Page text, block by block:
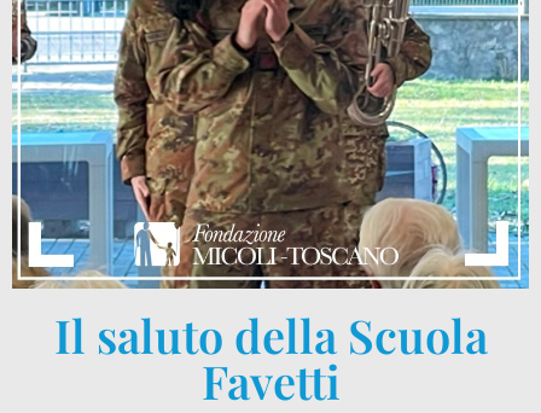
Il saluto della Scuola
Favetti